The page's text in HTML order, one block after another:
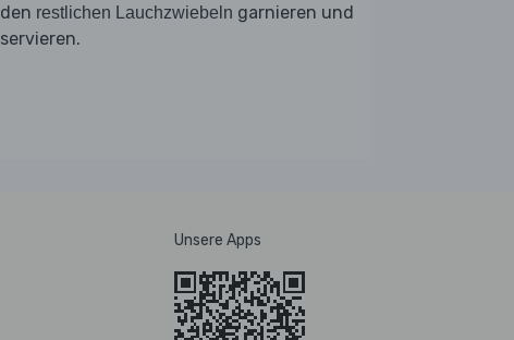
den restlichen Lauchzwiebeln garnieren und
servieren.
Unsere Apps